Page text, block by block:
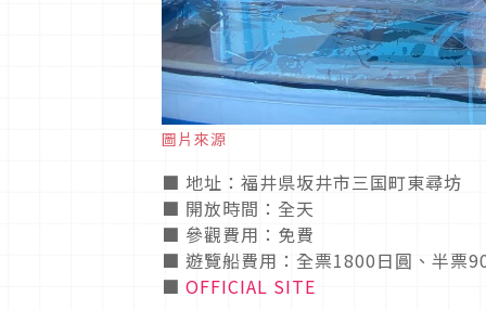
圖片來源
■ 地址：福井県坂井市三国町東尋坊
■ 開放時間：全天
■ 參觀費用：免費
■ 遊覽船費用：全票1800日圓、半票
■ OFFICIAL SITE